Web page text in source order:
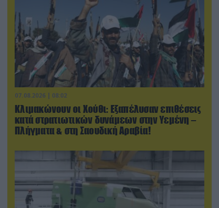
07.08.2026 | 08:02
Κλιμακώνουν οι Χούθι: Eξαπέλυσαν επιθέσεις
κατά στρατιωτικών δυνάμεων στην Υεμένη –
Πλήγματα & στη Σαουδική Αραβία!